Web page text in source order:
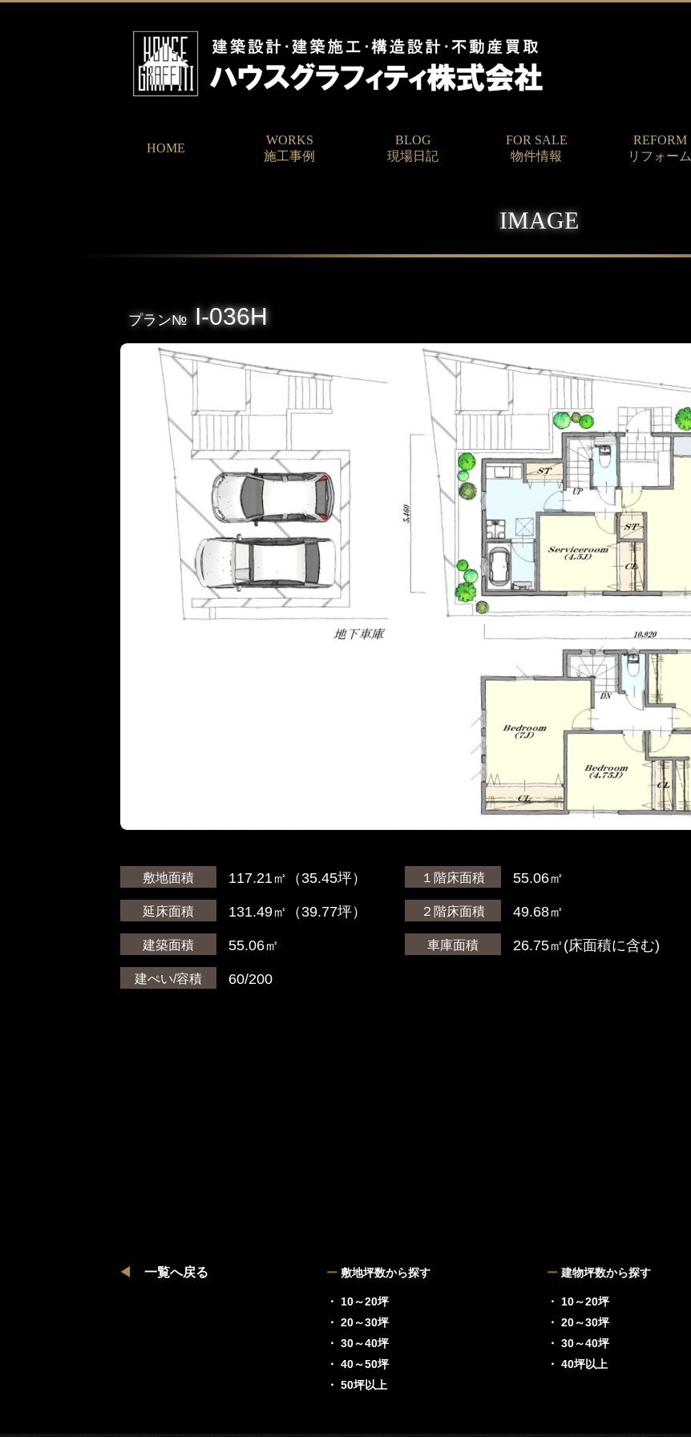
HOME
WORKS
施工事例
BLOG
現場日記
FOR SALE
物件情報
REFORM
リフォーム
IMAGE
プラン№ I-036H
敷地面積 117.21㎡（35.45坪）
延床面積 131.49㎡（39.77坪）
建築面積 55.06㎡
建ぺい/容積 60/200
１階床面積 55.06㎡
２階床面積 49.68㎡
車庫面積 26.75㎡(床面積に含む)
◀ 一覧へ戻る ー 敷地坪数から探す
・ 10～20坪
・ 20～30坪
・ 30～40坪
・ 40～50坪
・ 50坪以上
ー 建物坪数から探す
・ 10～20坪
・ 20～30坪
・ 30～40坪
・ 40坪以上